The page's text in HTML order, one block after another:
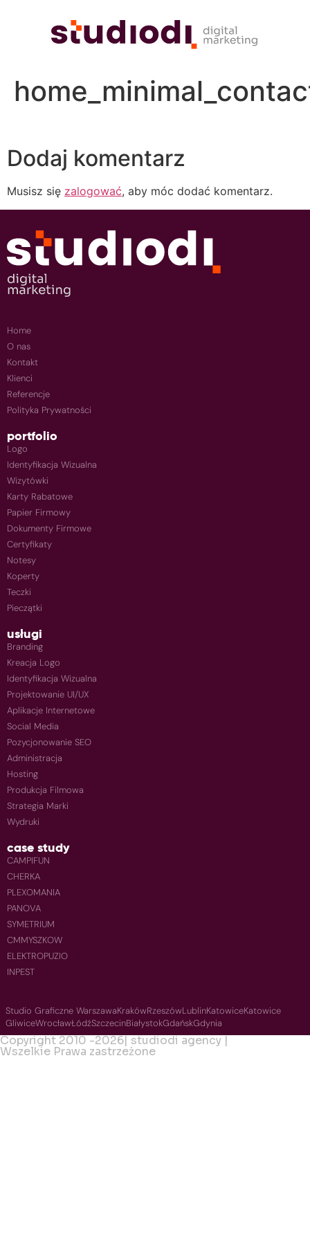
Dodaj komentarz
Musisz się zalogować, aby móc dodać komentarz.
Home
O nas
Kontakt
Klienci
Referencje
Polityka Prywatności
portfolio
Logo
Identyfikacja Wizualna
Wizytówki
Karty Rabatowe
Papier Firmowy
Dokumenty Firmowe
Certyfikaty
Notesy
Koperty
Teczki
Pieczątki
usługi
Branding
Kreacja Logo
Identyfikacja Wizualna
Projektowanie UI/UX
Aplikacje Internetowe
Social Media
Pozycjonowanie SEO
Administracja
Hosting
Produkcja Filmowa
Strategia Marki
Wydruki
case study
CAMPIFUN
CHERKA
PLEXOMANIA
PANOVA
SYMETRIUM
CMMYSZKOW
ELEKTROPUZIO
INPEST
Studio Graficzne WarszawaKrakówRzeszówLublinKatowiceKatowice
GliwiceWrocławŁódźSzczecinBiałystokGdańskGdynia
Copyright 2010 -2026| studiodi agency |
Wszelkie Prawa zastrzeżone